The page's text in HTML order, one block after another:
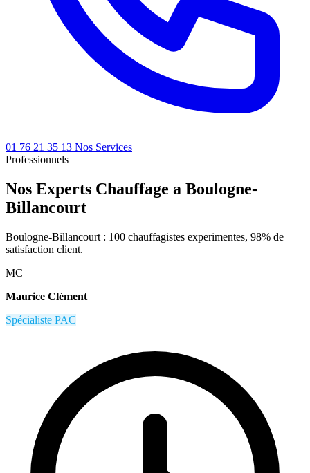
01 76 21 35 13 Nos Services
Professionnels
Nos Experts Chauffage a Boulogne-
Billancourt
Boulogne-Billancourt : 100 chauffagistes experimentes, 98% de
satisfaction client.
MC
Maurice Clément
Spécialiste PAC